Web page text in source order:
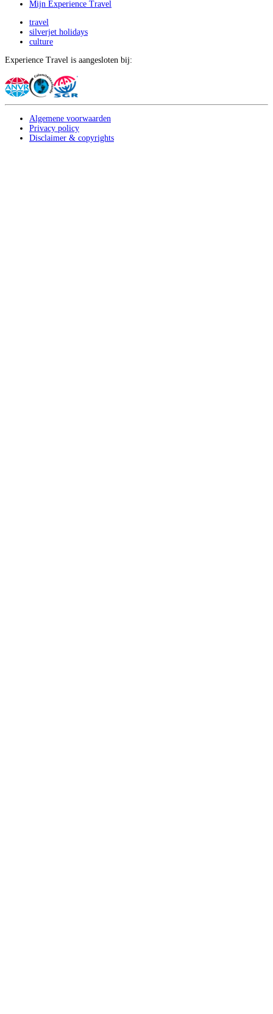
Mijn Experience Travel
travel
silverjet holidays
culture
Experience Travel is aangesloten bij:
Algemene voorwaarden
Privacy policy
Disclaimer & copyrights